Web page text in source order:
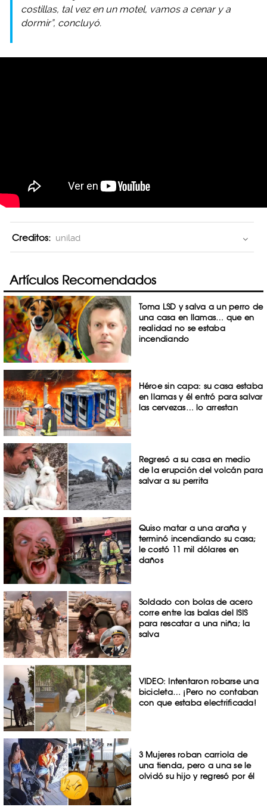
costillas, tal vez en un motel, vamos a cenar y a
dormir”, concluyó.
Creditos: unilad
Artículos Recomendados
Toma LSD y salva a un perro de
una casa en llamas… que en
realidad no se estaba
incendiando
Héroe sin capa: su casa estaba
en llamas y él entró para salvar
las cervezas… lo arrestan
Regresó a su casa en medio
de la erupción del volcán para
salvar a su perrita
Quiso matar a una araña y
terminó incendiando su casa;
le costó 11 mil dólares en
daños
Soldado con bolas de acero
corre entre las balas del ISIS
para rescatar a una niña; la
salva
VIDEO: Intentaron robarse una
bicicleta… ¡Pero no contaban
con que estaba electrificada!
3 Mujeres roban carriola de
una tienda, pero a una se le
olvidó su hijo y regresó por él